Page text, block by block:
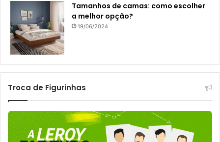
Tamanhos de camas: como escolher
a melhor opção?
19/06/2024
Troca de Figurinhas